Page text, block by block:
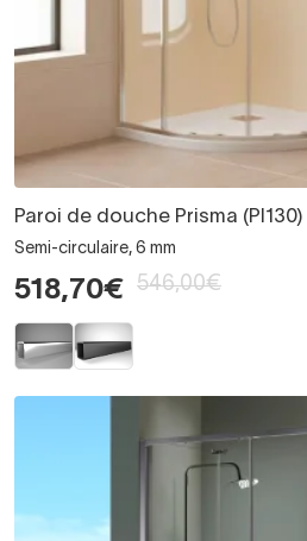
Paroi de douche Prisma
Semi-circulaire, 6 mm
518,70€ 546,00€